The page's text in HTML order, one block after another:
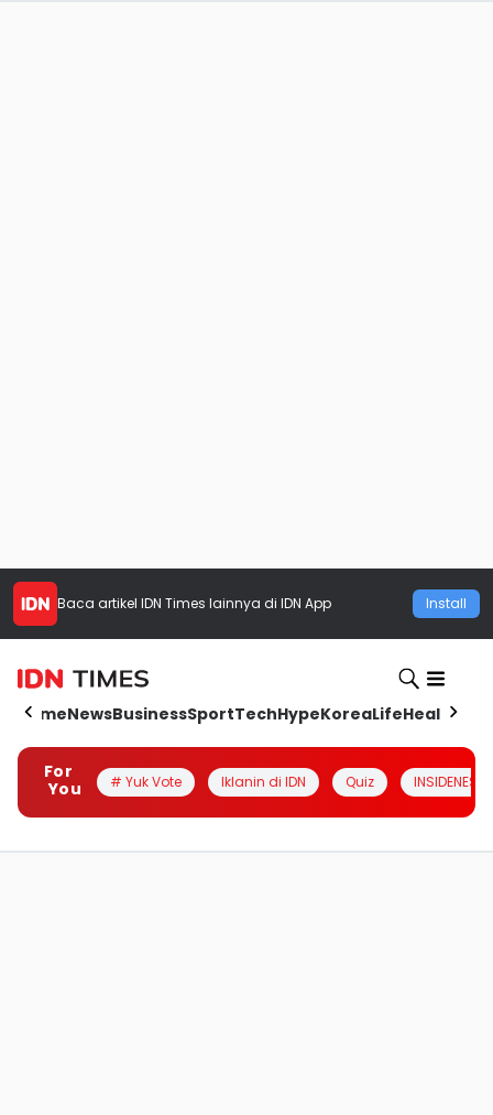
Baca artikel IDN Times lainnya di IDN App Install
HomeNewsBusinessSportTechHypeKoreaLifeHealth
For
You
# Yuk Vote Iklanin di IDN Quiz INSIDENESIA